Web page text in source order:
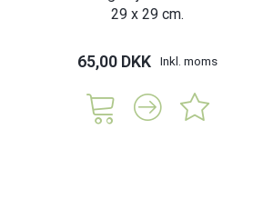
29 x 29 cm.
65,00 DKK Inkl. moms